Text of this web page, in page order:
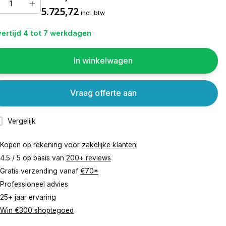
5.725,72 incl. btw
4 tot 7 werkdagen
In winkelwagen
Vergelijk
Vraag offerte aan
Kopen op rekening voor zakelijke klanten
4.5 / 5 op basis van 200+ reviews
Gratis verzending vanaf €70*
Professioneel advies
25+ jaar ervaring
Win €300 shoptegoed